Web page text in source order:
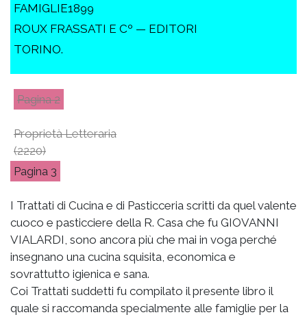
FAMIGLIE1899
ROUX FRASSATI E Cº — EDITORI
TORINO.
2
Proprietà Letteraria
(2220)
3
I Trattati di Cucina e di Pasticceria scritti da quel valente
cuoco e pasticciere della R. Casa che fu GIOVANNI
VIALARDI, sono ancora più che mai in voga perché
insegnano una cucina squisita, economica e
sovrattutto igienica e sana.
Coi Trattati suddetti fu compilato il presente libro il
quale si raccomanda specialmente alle famiglie per la